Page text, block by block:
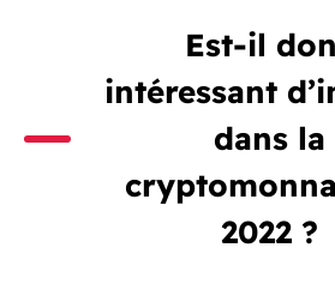
Est-il
intéressant
dans la
2022 ?